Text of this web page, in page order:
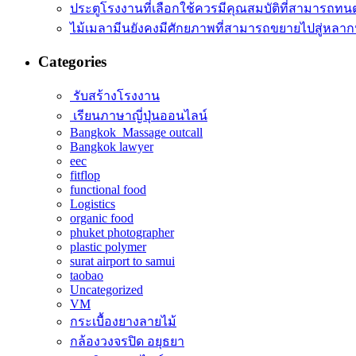
ประตูโรงงานที่เลือกใช้ควรมีคุณสมบัติที่สามารถทน
ไม้เมลามีนยังคงมีศักยภาพที่สามารถขยายไปสู่หลา
Categories
รับสร้างโรงงาน
เรียนภาษาญี่ปุ่นออนไลน์
Bangkok Massage outcall
Bangkok lawyer
eec
fitflop
functional food
Logistics
organic food
phuket photographer
plastic polymer
surat airport to samui
taobao
Uncategorized
VM
กระเบื้องยางลายไม้
กล้องวงจรปิด อยุธยา